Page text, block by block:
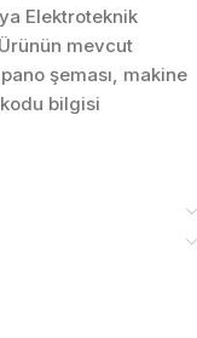
Elektroteknik
mevcut
şeması, makine
bilgisi